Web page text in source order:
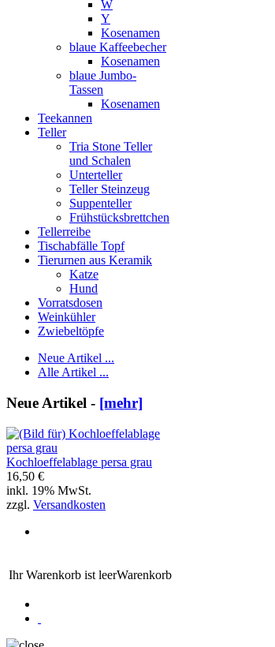
W
Y
Kosenamen
blaue Kaffeebecher
Kosenamen
blaue Jumbo-
Tassen
Kosenamen
Teekannen
Teller
Tria Stone Teller
und Schalen
Unterteller
Teller Steinzeug
Suppenteller
Frühstücksbrettchen
Tellerreibe
Tischabfälle Topf
Tierurnen aus Keramik
Katze
Hund
Vorratsdosen
Weinkühler
Zwiebeltöpfe
Neue Artikel ...
Alle Artikel ...
Neue Artikel - [mehr]
Kochloeffelablage persa grau
16,50 €
inkl. 19% MwSt.
zzgl. Versandkosten
Ihr Warenkorb ist leerWarenkorb